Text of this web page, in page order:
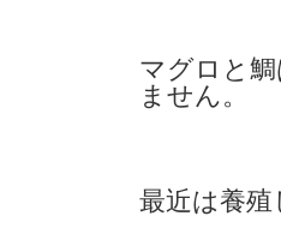
マグロと
ません。
最近は養